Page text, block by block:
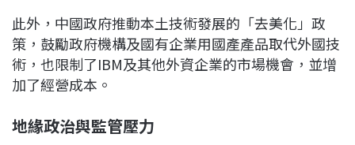
此外，中國政府推動本土技術發展的「去美化」政
策，鼓勵政府機構及國有企業用國產產品取代外國技
術，也限制了IBM及其他外資企業的市場機會，並增
加了經營成本。
地緣政治與監管壓力